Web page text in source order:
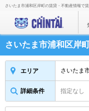
さいたま市浦和区岸町の賃貸・不動産情報で
さいたま市浦和区岸
エリア さいたま
詳細条件 指定なし